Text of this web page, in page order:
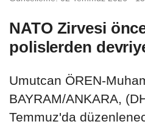
NATO Zirvesi
polislerden
Umutcan ÖREN-
BAYRAM/ANKARA,
Temmuz'da